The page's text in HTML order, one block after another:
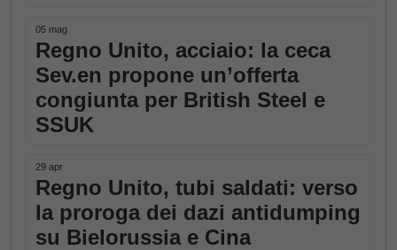
05 mag
Regno Unito, acciaio: la ceca
Sev.en propone un’offerta
congiunta per British Steel e
SSUK
29 apr
Regno Unito, tubi saldati: verso
la proroga dei dazi antidumping
su Bielorussia e Cina